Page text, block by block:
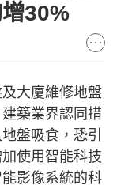
30%
大廈維修地盤
築業界認同措
盤吸食，恐引
使用智能科技
影像系統的科